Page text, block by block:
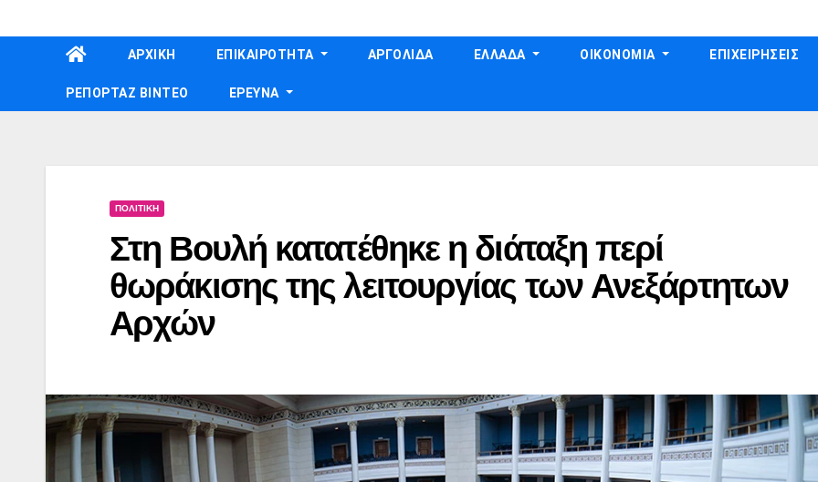
to
ΑΡΧΙΚΗ ΕΠΙΚΑΙΡΟΤΗΤΑ ΑΡΓΟΛΙΔΑ ΕΛΛΑΔΑ ΟΙΚΟΝΟΜΙΑ ΕΠΙΧΕΙΡΗΣΕΙΣ
ΡΕΠΟΡΤΑΖ ΒΙΝΤΕΟ ΕΡΕΥΝΑ
ΠΟΛΙΤΙΚΗ
Στη Βουλή κατατέθηκε η διάταξη περί
θωράκισης της λειτουργίας των Ανεξάρτητων
Αρχών